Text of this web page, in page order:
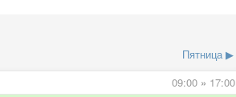
Пятница ▶
09:00 » 17:00